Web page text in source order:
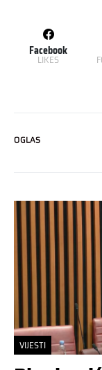
Facebook
LIKES
OGLAS
VIJESTI